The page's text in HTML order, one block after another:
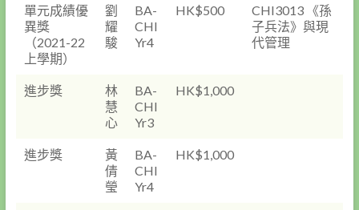
單元成績優
異獎
（2021-22
上學期）
劉
耀
駿
BA-
CHI
Yr4
HK$500
CHI3013 《孫
子兵法》與現
代管理
進步獎
林
慧
心
BA-
CHI
Yr3
HK$1,000
進步獎
黃
倩
瑩
BA-
CHI
Yr4
HK$1,000